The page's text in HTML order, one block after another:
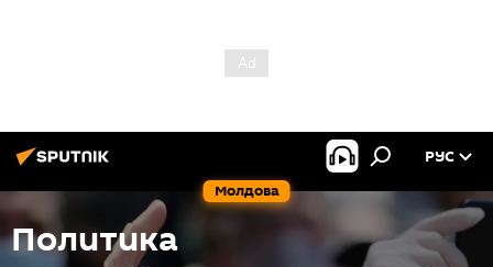
Молдова
РУС
Политика